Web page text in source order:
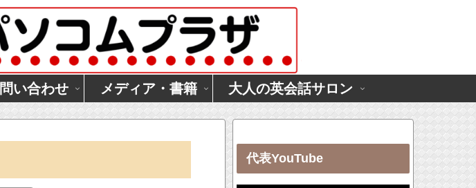
い合わせ メディア・書籍 大人の英会話サロン
代表YouTube